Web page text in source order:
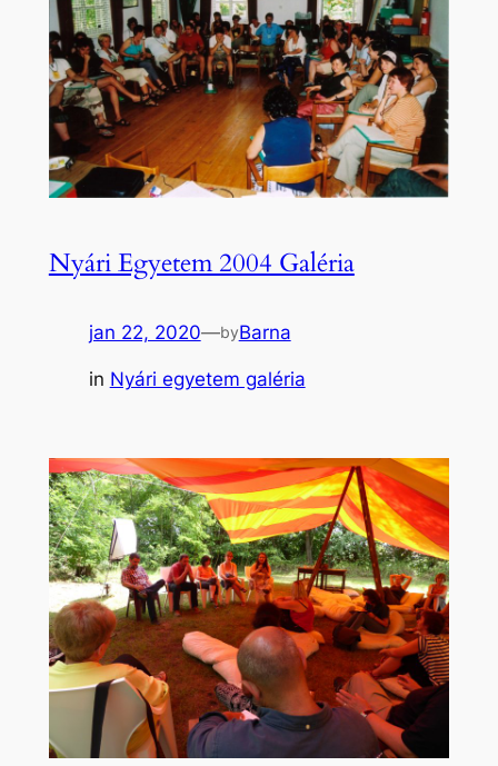
Nyári Egyetem 2004 Galéria
jan 22, 2020—byBarna
in Nyári egyetem galéria